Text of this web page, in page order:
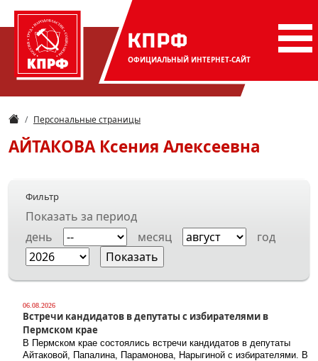
КПРФ
ОФИЦИАЛЬНЫЙ ИНТЕРНЕТ-САЙТ
Персональные страницы
АЙТАКОВАКсения Алексеевна
Фильтр
Показать за период
день
месяц год
06.08.2026
Встречи кандидатов в депутаты с избирателями в
Пермском крае
В Пермском крае состоялись встречи кандидатов в депутаты
Айтаковой, Папалина, Парамонова, Нарыгиной с избирателями. В